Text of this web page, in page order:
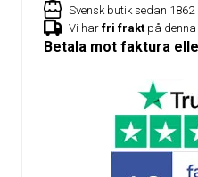
Svensk butik sedan 1862
Vi har fri frakt på
Betala mot faktura